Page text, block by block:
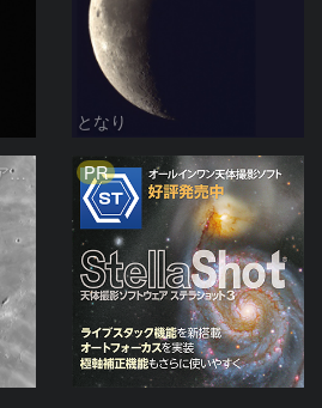
となり
コペルニクス、カルパチア山脈付近 PR